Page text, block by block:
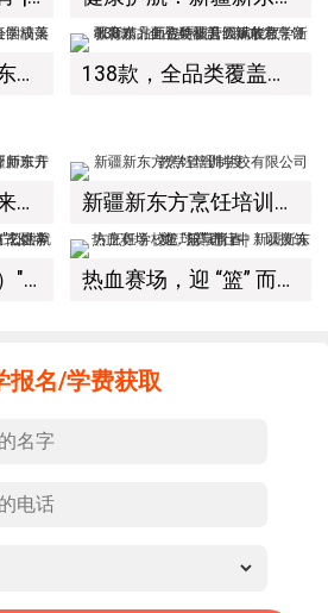
美丽绽放！新疆新东方烹饪学校美容美妆专业教学成果展示会圆满落幕！ 138款，全品类覆盖！新东方烹饪教育精品面包特训营圆满收官，新疆新东方师资硬核升级赋能教学！
新程启序・康护未来｜新疆新东方烹饪学校举办中医康复理疗师班开幕仪式！ 新疆新东方烹饪培训学校有限公司教学管理制度
经开区（头屯河区）"3+10"公共就业服务进校园暨新疆新东方烹饪学校人才双选会+校企签约仪式圆满举行 热血赛场，迎 “篮” 而上｜新疆新东方烹饪学校篮球赛进行中！以技筑梦，乐享青春
报名/学费获取